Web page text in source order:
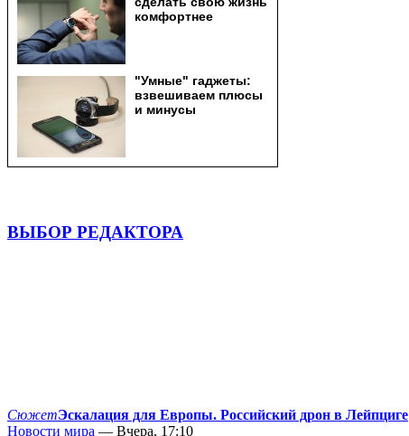
ВЫБОР РЕДАКТОРА
СюжетЭскалация для Европы. Российский дрон в Лейпциге
Новости мира — Вчера, 17:10